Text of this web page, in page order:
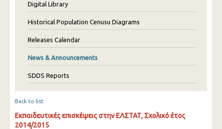
Digital Library
Historical Population Cenusu Diagrams
Releases Calendar
News & Announcements
SDDS Reports
Back to list
Εκπαιδευτικές επισκέψεις στην ΕΛΣΤΑΤ, Σχολικό έτος
2014/2015